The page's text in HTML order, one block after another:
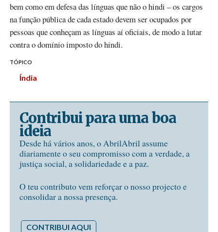
bem como em defesa das línguas que não o hindi – os cargos
na função pública de cada estado devem ser ocupados por
pessoas que conheçam as línguas aí oficiais, de modo a lutar
contra o domínio imposto do hindi.
TÓPICO
Índia
Contribui para uma boa
ideia
Desde há vários anos, o AbrilAbril assume
diariamente o seu compromisso com a verdade, a
justiça social, a solidariedade e a paz.
O teu contributo vem reforçar o nosso projecto e
consolidar a nossa presença.
CONTRIBUI AQUI